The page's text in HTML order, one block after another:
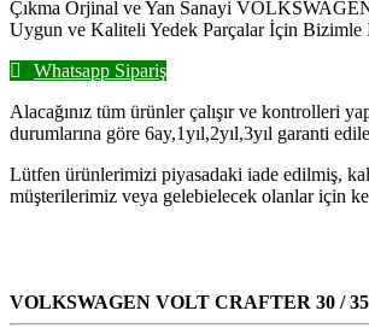
Çıkma Orjinal ve Yan Sanayi
Uygun ve Kaliteli Yedek Parçalar İçin Bizimle
Whatsapp Sipariş
Alacağınız tüm ürünler çalışır ve kontrolleri
durumlarına göre 6ay,1yıl,2yıl,3yıl garanti
Lütfen ürünlerimizi piyasadaki iade edilmiş,
müşterilerimiz veya gelebielecek olanlar için
VOLKSWAGEN VOLT CRAFTER 30 /